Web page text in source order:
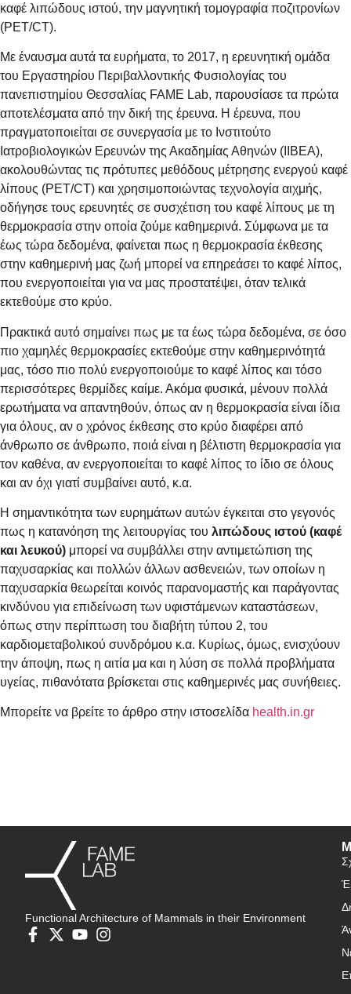
καφέ λιπώδους ιστού, την μαγνητική τομογραφία ποζιτρονίων
(PET/CT).
Με έναυσμα αυτά τα ευρήματα, το 2017, η ερευνητική ομάδα
του Εργαστηρίου Περιβαλλοντικής Φυσιολογίας του
πανεπιστημίου Θεσσαλίας FAME Lab, παρουσίασε τα πρώτα
αποτελέσματα από την δική της έρευνα. Η έρευνα, που
πραγματοποιείται σε συνεργασία με το Ινστιτούτο
Ιατροβιολογικών Ερευνών της Ακαδημίας Αθηνών (ΙΙΒΕΑ),
ακολουθώντας τις πρότυπες μεθόδους μέτρησης ενεργού καφέ
λίπους (PET/CT) και χρησιμοποιώντας τεχνολογία αιχμής,
οδήγησε τους ερευνητές σε συσχέτιση του καφέ λίπους με τη
θερμοκρασία στην οποία ζούμε καθημερινά. Σύμφωνα με τα
έως τώρα δεδομένα, φαίνεται πως η θερμοκρασία έκθεσης
στην καθημερινή μας ζωή μπορεί να επηρεάσει το καφέ λίπος,
που ενεργοποιείται για να μας προστατέψει, όταν τελικά
εκτεθούμε στο κρύο.
Πρακτικά αυτό σημαίνει πως με τα έως τώρα δεδομένα, σε όσο
πιο χαμηλές θερμοκρασίες εκτεθούμε στην καθημερινότητά
μας, τόσο πιο πολύ ενεργοποιούμε το καφέ λίπος και τόσο
περισσότερες θερμίδες καίμε. Ακόμα φυσικά, μένουν πολλά
ερωτήματα να απαντηθούν, όπως αν η θερμοκρασία είναι ίδια
για όλους, αν ο χρόνος έκθεσης στο κρύο διαφέρει από
άνθρωπο σε άνθρωπο, ποιά είναι η βέλτιστη θερμοκρασία για
τον καθένα, αν ενεργοποιείται το καφέ λίπος το ίδιο σε όλους
και αν όχι γιατί συμβαίνει αυτό, κ.α.
Η σημαντικότητα των ευρημάτων αυτών έγκειται στο γεγονός
πως η κατανόηση της λειτουργίας του λιπώδους ιστού (καφέ
και λευκού) μπορεί να συμβάλλει στην αντιμετώπιση της
παχυσαρκίας και πολλών άλλων ασθενειών, των οποίων η
παχυσαρκία θεωρείται κοινός παρανομαστής και παράγοντας
κινδύνου για επιδείνωση των υφιστάμενων καταστάσεων,
όπως στην περίπτωση του διαβήτη τύπου 2, του
καρδιομεταβολικού συνδρόμου κ.α. Κυρίως, όμως, ενισχύουν
την άποψη, πως η αιτία μα και η λύση σε πολλά προβλήματα
υγείας, πιθανότατα βρίσκεται στις καθημερινές μας συνήθειες.
Μπορείτε να βρείτε το άρθρο στην ιστοσελίδα health.in.gr
Functional Architecture of Mammals in their Environment